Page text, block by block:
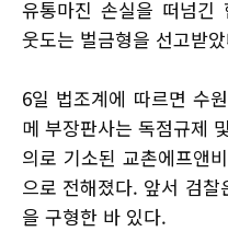
유통마진 손실을 떠넘긴
웃도는 벌금형을 선고받
6일 법조계에 따르면 수
메 부장판사는 독점규제
의로 기소된 교촌에프앤
으로 전해졌다. 앞서 검
을 구형한 바 있다.